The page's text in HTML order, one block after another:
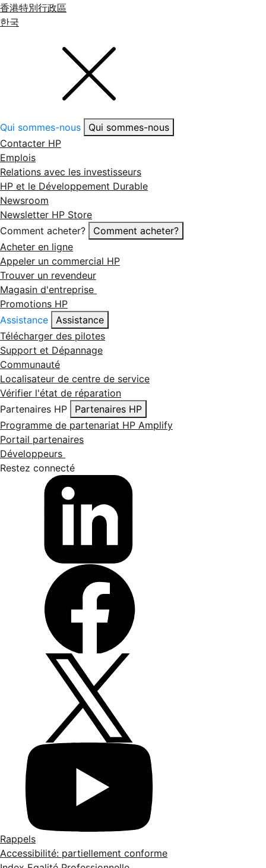
香港特別行政區
한국
Qui sommes-nous
Qui sommes-nous
Contacter HP
Emplois
Relations avec les investisseurs
HP et le Développement Durable
Newsroom
Newsletter HP Store
Comment acheter?
Comment acheter?
Acheter en ligne
Appeler un commercial HP
Trouver un revendeur
Magasin d'entreprise
Promotions HP
Assistance
Assistance
Télécharger des pilotes
Support et Dépannage
Communauté
Localisateur de centre de service
Vérifier l'état de réparation
Partenaires HP
Partenaires HP
Programme de partenariat HP Amplify
Portail partenaires
Développeurs
Restez connecté
Rappels
Accessibilité: partiellement conforme